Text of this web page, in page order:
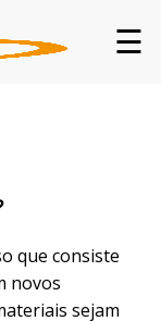
☰
que consiste
novos
sejam